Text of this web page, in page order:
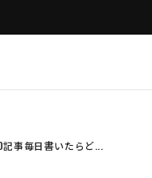
記事毎日書いたらど...